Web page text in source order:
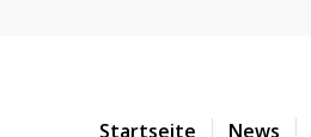
Startseite News